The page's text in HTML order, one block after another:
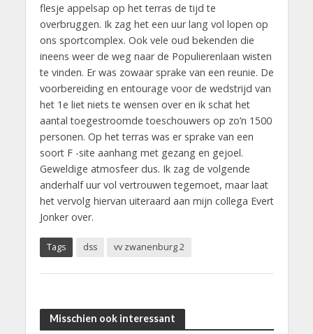
flesje appelsap op het terras de tijd te
overbruggen. Ik zag het een uur lang vol lopen op
ons sportcomplex. Ook vele oud bekenden die
ineens weer de weg naar de Populierenlaan wisten
te vinden. Er was zowaar sprake van een reunie. De
voorbereiding en entourage voor de wedstrijd van
het 1e liet niets te wensen over en ik schat het
aantal toegestroomde toeschouwers op zo’n 1500
personen. Op het terras was er sprake van een
soort F -site aanhang met gezang en gejoel.
Geweldige atmosfeer dus. Ik zag de volgende
anderhalf uur vol vertrouwen tegemoet, maar laat
het vervolg hiervan uiteraard aan mijn collega Evert
Jonker over.
Tags dss vv zwanenburg 2
Misschien ook interessant